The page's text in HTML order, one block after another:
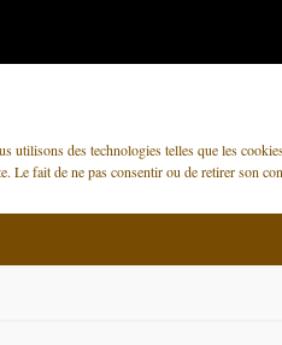
utilisons des technologies telles que les
Le fait de ne pas consentir ou de retirer son